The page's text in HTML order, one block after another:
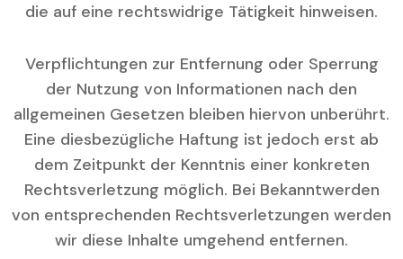
die auf eine rechtswidrige Tätigkeit hinweisen.
Verpflichtungen zur Entfernung oder Sperrung
der Nutzung von Informationen nach den
allgemeinen Gesetzen bleiben hiervon unberührt.
Eine diesbezügliche Haftung ist jedoch erst ab
dem Zeitpunkt der Kenntnis einer konkreten
Rechtsverletzung möglich. Bei Bekanntwerden
von entsprechenden Rechtsverletzungen werden
wir diese Inhalte umgehend entfernen.